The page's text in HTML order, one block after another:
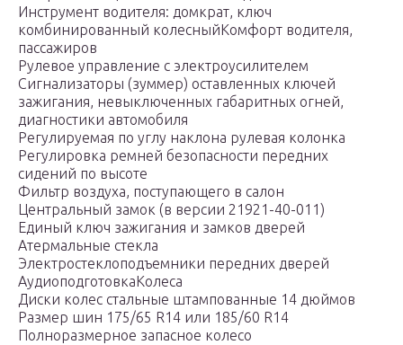
Инструмент водителя: домкрат, ключ
комбинированный колесныйКомфорт водителя,
пассажиров
Рулевое управление с электроусилителем
Сигнализаторы (зуммер) оставленных ключей
зажигания, невыключенных габаритных огней,
диагностики автомобиля
Регулируемая по углу наклона рулевая колонка
Регулировка ремней безопасности передних
сидений по высоте
Фильтр воздуха, поступающего в салон
Центральный замок (в версии 21921-40-011)
Единый ключ зажигания и замков дверей
Атермальные стекла
Электростеклоподъемники передних дверей
АудиоподготовкаКолеса
Диски колес стальные штампованные 14 дюймов
Размер шин 175/65 R14 или 185/60 R14
Полноразмерное запасное колесо